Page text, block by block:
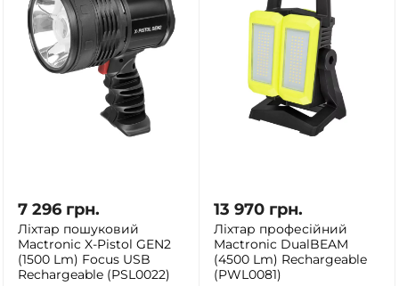
7 296 грн.
Ліхтар пошуковий
Mactronic X-Pistol GEN2
(1500 Lm) Focus USB
Rechargeable (PSL0022)
13 970 грн.
Ліхтар професійний
Mactronic DualBEAM
(4500 Lm) Rechargeable
(PWL0081)